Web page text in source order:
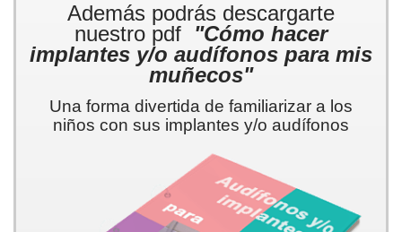
Además podrás descargarte
nuestro pdf "Cómo hacer
implantes y/o audífonos para mis
muñecos"
Una forma divertida de familiarizar a los
niños con sus implantes y/o audífonos